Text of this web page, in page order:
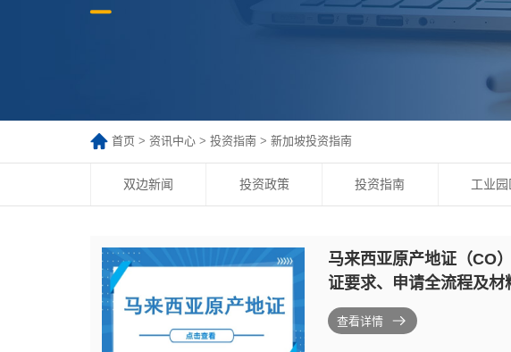
首页 > 资讯中心> 投资指南> 新加坡投资指南
双边新闻 投资政策 投资指南 工业园
马来西亚原产地证（CO
证要求、申请全流程及材
查看详情